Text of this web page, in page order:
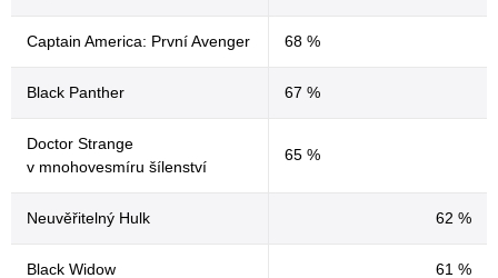
Captain America: První Avenger 68 %
Black Panther 67 %
Doctor Strange
v mnohovesmíru šílenství
65 %
Neuvěřitelný Hulk 62 %
Black Widow 61 %